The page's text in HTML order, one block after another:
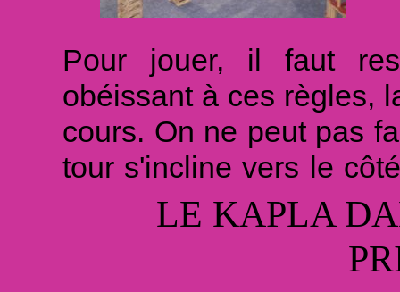
LE KAPLA
Pour jouer, il faut
obéissant à ces règles,
cours. On ne peut pas
tour s'incline vers le
de l'imaginaire
plus la construction
réflexion sur la base